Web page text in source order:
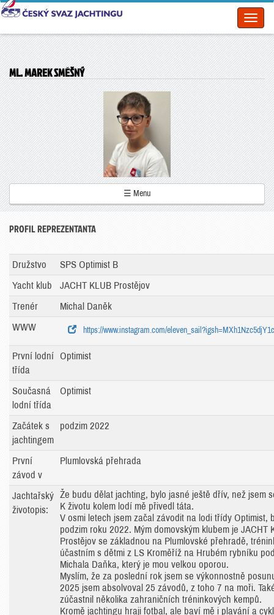
ML. MAREK SMĚŠNÝ
☰ Menu
PROFIL REPREZENTANTA
Družstvo
SPS Optimist B
Yacht klub
JACHT KLUB Prostějov
Trenér
Michal Daněk
WWW
https://www.instagram.com/
První lodní
třída
Optimist
Současná
lodní třída
Optimist
Začátek s
jachtingem
podzim 2022
První
závod v
Plumlovská přehrada
Jachtařský
životopis:
Že budu dělat jachting, bylo jasné ještě dřív, než jsem
K životu kolem lodí mě přivedl táta.
V osmi letech jsem začal závodit na lodi třídy Optimist,
podzim roku 2022. Mým domovským klubem je JACHT
Prostějov se základnou na Plumlovské přehradě,
účastním s dětmi z LS Kroměříž na Hrubém rybníku
Michala Daňka, který je mou velkou oporou.
Myslím, že za poslední rok jsem se výkonnostně
2025 jsem absolvoval 25 závodů, z toho 7 na moři.
zúčastnil několika zahraničních tréninkových kempů.
Kromě jachtingu hraji fotbal, ale baví mě i plavání a